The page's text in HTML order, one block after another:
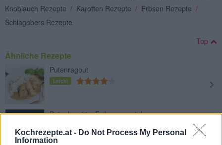
Kochrezepte.at - Do Not Process My Personal
Information
Knoblauch Rezepte / Karotten Rezepte / Erbsen Rezepte /
Schlagobers Rezepte
Top
Ähnliche Rezepte
Putenragout
Leicht
Putenbrust im Erdnussmantel